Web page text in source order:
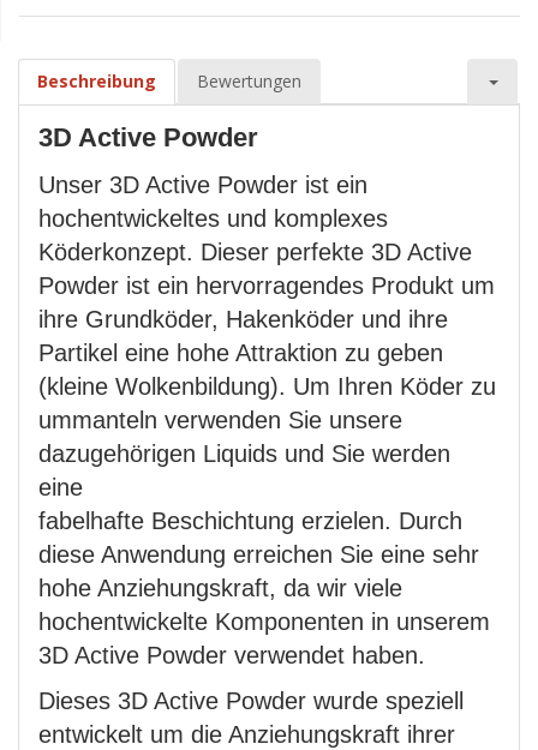
Beschreibung Bewertungen
3D Active Powder
Unser 3D Active Powder ist ein
hochentwickeltes und komplexes
Köderkonzept. Dieser perfekte 3D Active
Powder ist ein hervorragendes Produkt um
ihre Grundköder, Hakenköder und ihre
Partikel eine hohe Attraktion zu geben
(kleine Wolkenbildung). Um Ihren Köder zu
ummanteln verwenden Sie unsere
dazugehörigen Liquids und Sie werden
eine
fabelhafte Beschichtung erzielen. Durch
diese Anwendung erreichen Sie eine sehr
hohe Anziehungskraft, da wir viele
hochentwickelte Komponenten in unserem
3D Active Powder verwendet haben.
Dieses 3D Active Powder wurde speziell
entwickelt um die Anziehungskraft ihrer